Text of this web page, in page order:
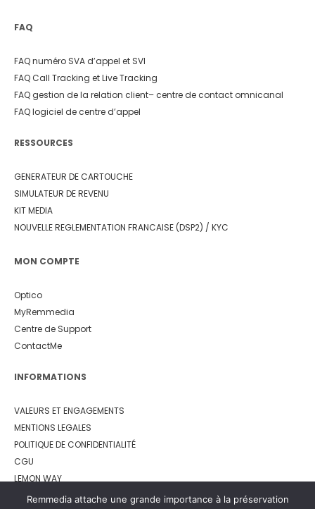
FAQ
FAQ numéro SVA d’appel et SVI
FAQ Call Tracking et Live Tracking
FAQ gestion de la relation client– centre de contact omnicanal
FAQ logiciel de centre d’appel
RESSOURCES
GENERATEUR DE CARTOUCHE
SIMULATEUR DE REVENU
KIT MEDIA
NOUVELLE REGLEMENTATION FRANCAISE (DSP2) / KYC
MON COMPTE
Optico
MyRemmedia
Centre de Support
ContactMe
INFORMATIONS
VALEURS ET ENGAGEMENTS
MENTIONS LEGALES
POLITIQUE DE CONFIDENTIALITÉ
CGU
LEMON WAY
Remmedia attache une grande importance à la préservation